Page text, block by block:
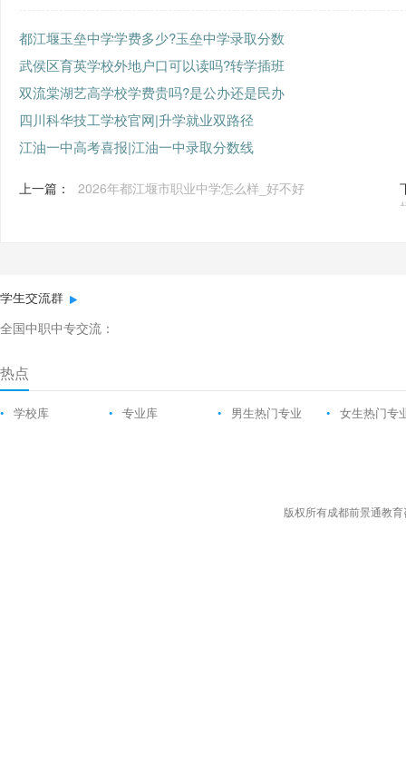
都江堰玉垒中学学费多少?玉垒中学录取分数
武侯区育英学校外地户口可以读吗?转学插班
双流棠湖艺高学校学费贵吗?是公办还是民办
四川科华技工学校官网|升学就业双路径
江油一中高考喜报|江油一中录取分数线
上一篇： 2026年都江堰市职业中学怎么样_好不好
学生交流群
全国中职中专交流：
热点
• 学校库 • 专业库 • 男生热门专业 • 女生热门专
版权所有成都前景通教